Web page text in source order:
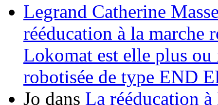
Legrand Catherine
rééducation à la marche
Lokomat est elle plus
robotisée de type END
Jo dans La rééducation